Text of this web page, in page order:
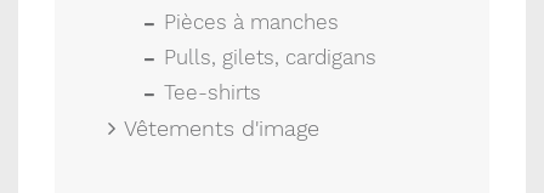
Pièces à manches
Pulls, gilets, cardigans
Tee-shirts
Vêtements d'image